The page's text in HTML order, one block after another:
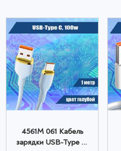
4561M 061 Кабель
зарядки USB-Type C,